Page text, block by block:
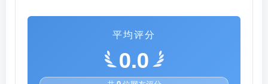
平均评分
0.0